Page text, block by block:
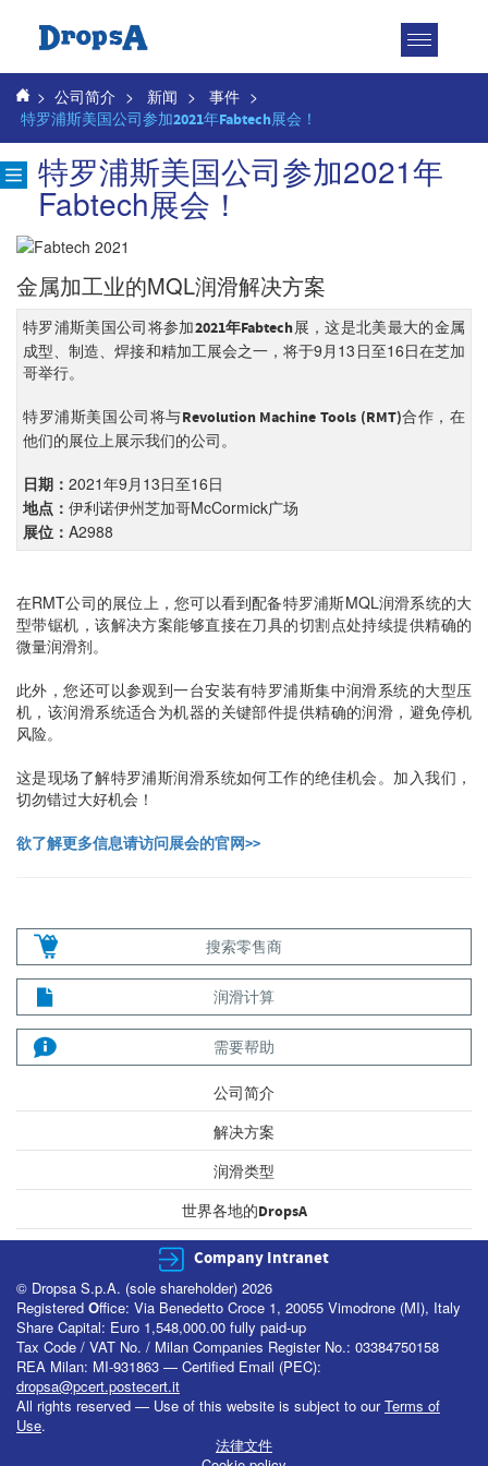
Toggle
> 公司简介 > 新闻 > 事件 >
特罗浦斯美国公司参加2021年Fabtech展会！
特罗浦斯美国公司参加2021年
Fabtech展会！
金属加工业的MQL润滑解决方案
特罗浦斯美国公司将参加2021年Fabtech展，这是北美最大的金属
成型、制造、焊接和精加工展会之一，将于9月13日至16日在芝加
哥举行。
特罗浦斯美国公司将与Revolution Machine Tools (RMT)合作，在
他们的展位上展示我们的公司。
日期： 2021年9月13日至16日
地点： 伊利诺伊州芝加哥McCormick广场
展位： A2988
在RMT公司的展位上，您可以看到配备特罗浦斯MQL润滑系统的大
型带锯机，该解决方案能够直接在刀具的切割点处持续提供精确的
微量润滑剂。
此外，您还可以参观到一台安装有特罗浦斯集中润滑系统的大型压
机，该润滑系统适合为机器的关键部件提供精确的润滑，避免停机
风险。
这是现场了解特罗浦斯润滑系统如何工作的绝佳机会。加入我们，
切勿错过大好机会！
欲了解更多信息请访问展会的官网>>
搜索零售商
润滑计算
需要帮助
公司简介
解决方案
润滑类型
世界各地的DropsA
Company Intranet
© Dropsa S.p.A. (sole shareholder) 2026
Registered Office: Via Benedetto Croce 1, 20055 Vimodrone (MI), Italy
Share Capital: Euro 1,548,000.00 fully paid-up
Tax Code / VAT No. / Milan Companies Register No.: 03384750158
REA Milan: MI-931863 — Certified Email (PEC):
dropsa@pcert.postecert.it
All rights reserved — Use of this website is subject to ourTerms of
Use.
法律文件